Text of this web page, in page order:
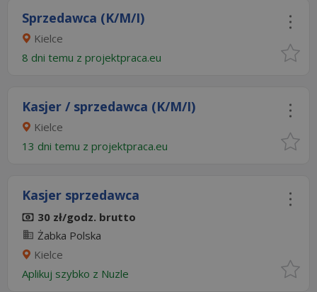
Sprzedawca (K/M/I)
Kielce
8 dni temu z projektpraca.eu
Kasjer / sprzedawca (K/M/I)
Kielce
13 dni temu z projektpraca.eu
Kasjer sprzedawca
30 zł/godz. brutto
Żabka Polska
Kielce
Aplikuj szybko z Nuzle